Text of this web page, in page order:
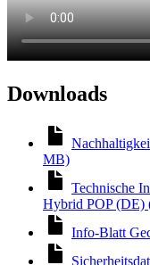
Downloads
MB)
Technische
Hybrid POP (DE)
Info-Blatt